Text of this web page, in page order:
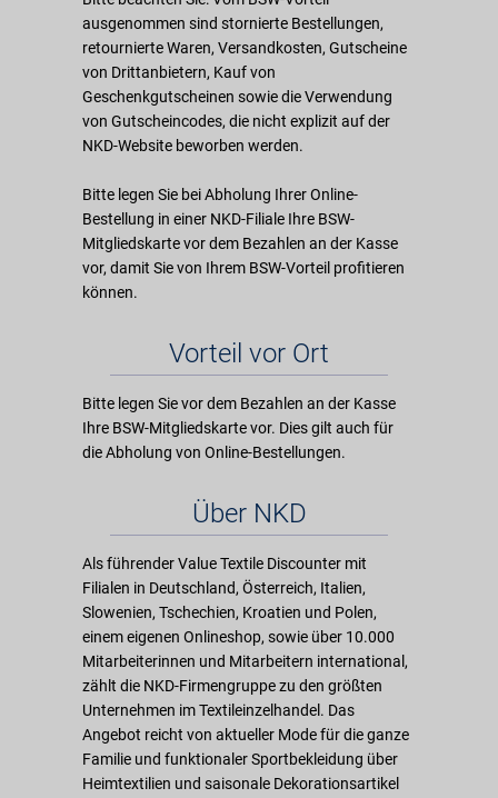
ausgenommen sind stornierte Bestellungen,
retournierte Waren, Versandkosten, Gutscheine
von Drittanbietern, Kauf von
Geschenkgutscheinen sowie die Verwendung
von Gutscheincodes, die nicht explizit auf der
NKD-Website beworben werden.
Bitte legen Sie bei Abholung Ihrer Online-
Bestellung in einer NKD-Filiale Ihre BSW-
Mitgliedskarte vor dem Bezahlen an der Kasse
vor, damit Sie von Ihrem BSW-Vorteil profitieren
können.
Vorteil vor Ort
Bitte legen Sie vor dem Bezahlen an der Kasse
Ihre BSW-Mitgliedskarte vor. Dies gilt auch für
die Abholung von Online-Bestellungen.
Über NKD
Als führender Value Textile Discounter mit
Filialen in Deutschland, Österreich, Italien,
Slowenien, Tschechien, Kroatien und Polen,
einem eigenen Onlineshop, sowie über 10.000
Mitarbeiterinnen und Mitarbeitern international,
zählt die NKD-Firmengruppe zu den größten
Unternehmen im Textileinzelhandel. Das
Angebot reicht von aktueller Mode für die ganze
Familie und funktionaler Sportbekleidung über
Heimtextilien und saisonale Dekorationsartikel